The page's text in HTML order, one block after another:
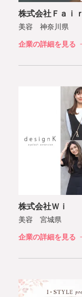
株式会社Ｆａｉｒ
美容 神奈川県
企業の詳細を見る
株式会社Ｗｉ
美容 宮城県
企業の詳細を見る